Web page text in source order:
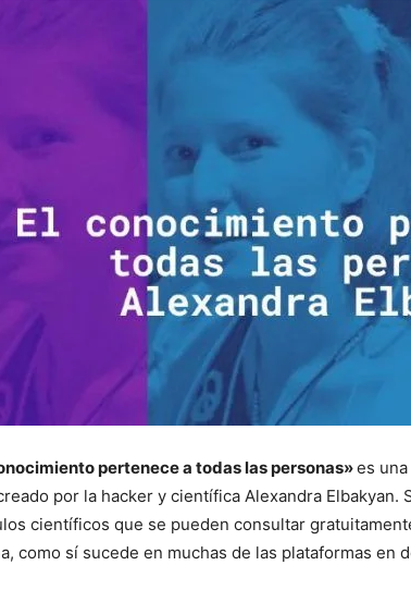
pertenece a todas las personas»es
por la hacker y científica Alexandra Elbakyan.
científicos que se pueden consultar
como sí sucede en muchas de las plataformas en